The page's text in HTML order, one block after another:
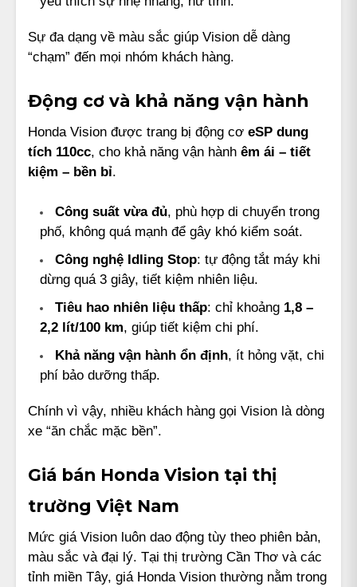
Sự đa dạng về màu sắc giúp Vision dễ dàng
“chạm” đến mọi nhóm khách hàng.
Động cơ và khả năng vận hành
Honda Vision được trang bị động cơ eSP dung
tích 110cc, cho khả năng vận hành êm ái – tiết
kiệm – bền bỉ.
Công suất vừa đủ, phù hợp di chuyển trong
phố, không quá mạnh để gây khó kiểm soát.
Công nghệ Idling Stop: tự động tắt máy khi
dừng quá 3 giây, tiết kiệm nhiên liệu.
Tiêu hao nhiên liệu thấp: chỉ khoảng 1,8 –
2,2 lít/100 km, giúp tiết kiệm chi phí.
Khả năng vận hành ổn định, ít hỏng vặt, chi
phí bảo dưỡng thấp.
Chính vì vậy, nhiều khách hàng gọi Vision là dòng
xe “ăn chắc mặc bền”.
Giá bán Honda Vision tại thị
trường Việt Nam
Mức giá Vision luôn dao động tùy theo phiên bản,
màu sắc và đại lý. Tại thị trường Cần Thơ và các
tỉnh miền Tây, giá Honda Vision thường nằm trong